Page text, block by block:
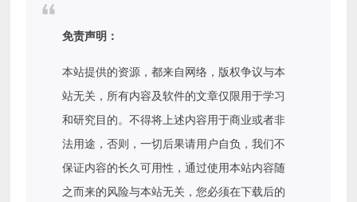
免责声明：
本站提供的资源，都来自网络，版权争议与本
站无关，所有内容及软件的文章仅限用于学习
和研究目的。不得将上述内容用于商业或者非
法用途，否则，一切后果请用户自负，我们不
保证内容的长久可用性，通过使用本站内容随
之而来的风险与本站无关，您必须在下载后的